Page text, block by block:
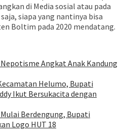
di Media sosial atau pada
siapa yang nantinya bisa
Boltim pada 2020 mendatang.
Angkat Anak Kandung
Helumo, Bupati
Ikut Bersukacita dengan
Berdengung, Bupati
Logo HUT 18